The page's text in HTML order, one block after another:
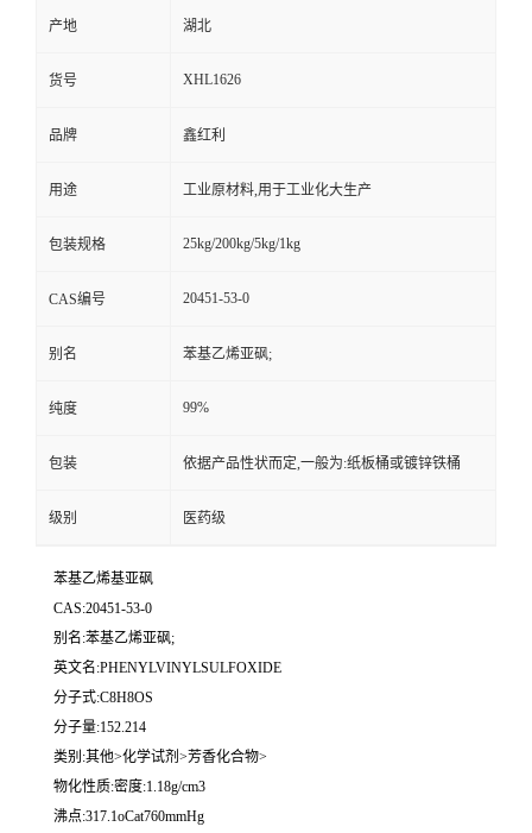
产地 湖北
货号 XHL1626
品牌 鑫红利
用途 工业原材料,用于工业化大生产
包装规格 25kg/200kg/5kg/1kg
CAS编号 20451-53-0
别名 苯基乙烯亚砜;
纯度 99%
包装 依据产品性状而定,一般为:纸板桶或镀锌铁桶
级别 医药级
苯基乙烯基亚砜
CAS:20451-53-0
别名:苯基乙烯亚砜;
英文名:PHENYLVINYLSULFOXIDE
分子式:C8H8OS
分子量:152.214
类别:其他>化学试剂>芳香化合物>
物化性质:密度:1.18g/cm3
沸点:317.1oCat760mmHg